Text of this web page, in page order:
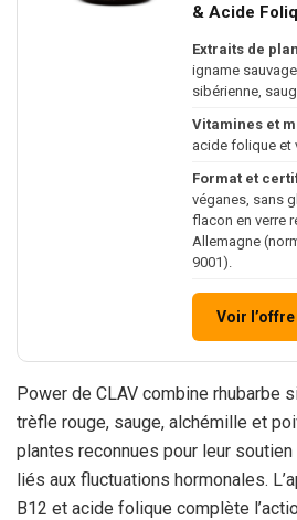
& Acide
Extraits de
igname
sibérienne,
Vitamines et
acide folique et
Format et
véganes, sans
flacon en verre
Allemagne
9001).
Voir
Power de CLAV combine rhubarbe
trèfle rouge, sauge, alchémille et
plantes reconnues pour leur
liés aux fluctuations hormonales.
B12 et acide folique complète